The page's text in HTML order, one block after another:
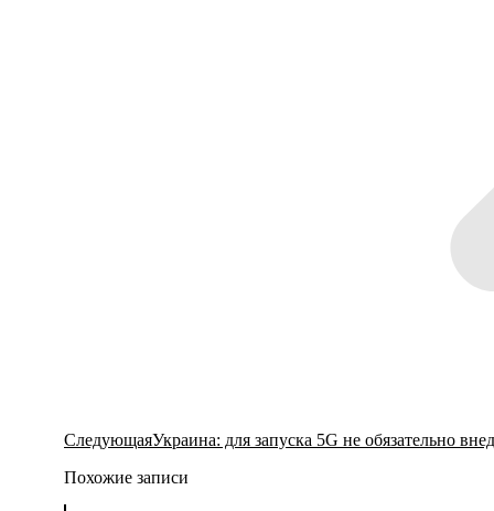
СледующаяСледующая
Украина: для запуска 5G не обязательно
Похожие записи